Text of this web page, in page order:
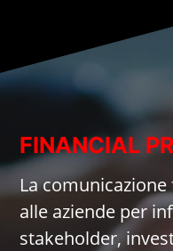
FINANCIAL PR
La
alle aziende per
stakeholder,